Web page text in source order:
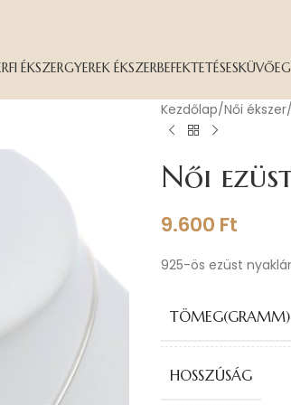
ÉKSZERGYEREK ÉKSZERBEFEKTETÉSESKÜVŐ
Kezdőlap Női ékszer
Női
9.600 Ft
925-ös ezüst
TÖMEG(GRAMM)
HOSSZÚSÁG